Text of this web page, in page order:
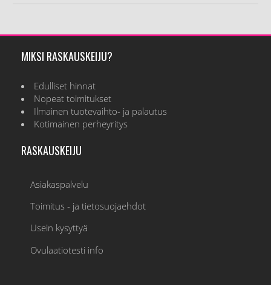
MIKSI RASKAUSKEIJU?
Edulliset hinnat
Nopeat toimitukset
Ilmainen tuotevaihto- ja palautus
Kotimainen perheyritys
RASKAUSKEIJU
Asiakaspalvelu
Toimitus - ja tietosuojaehdot
Usein kysyttyä
Ovulaatiotesti info